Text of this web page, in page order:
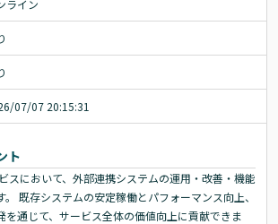
ライン
07/07 20:15:31
ト
スにおいて、外部連携システムの運用・改善・機能
既存システムの安定稼働とパフォーマンス向上、
を通じて、サービス全体の価値向上に貢献できま